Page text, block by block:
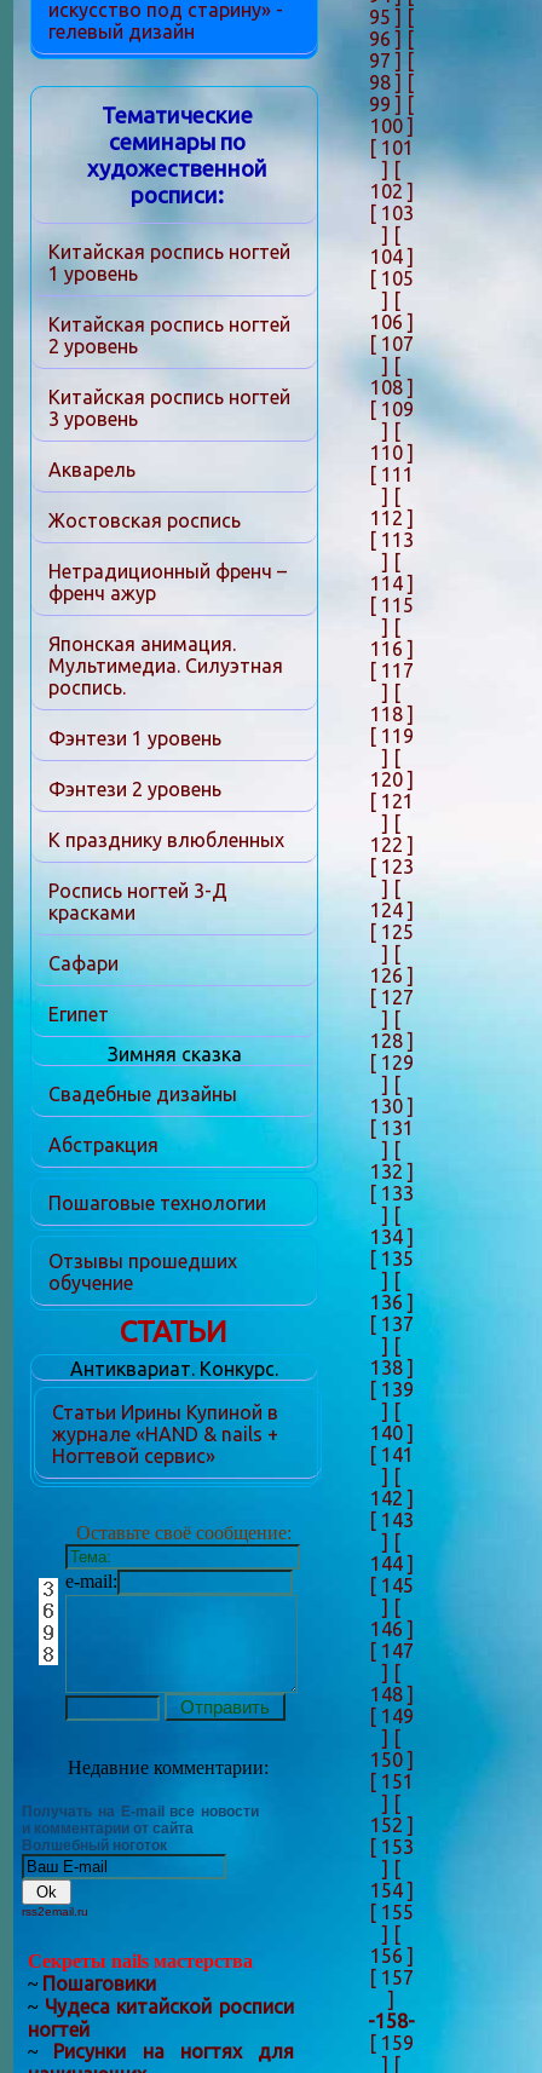
95 ] [
96 ] [
97 ] [
98 ] [
99 ] [
100 ]
[ 101
] [
102 ]
[ 103
] [
104 ]
[ 105
] [
106 ]
[ 107
] [
108 ]
[ 109
] [
110 ]
[ 111
] [
112 ]
[ 113
] [
114 ]
[ 115
] [
116 ]
[ 117
] [
118 ]
[ 119
] [
120 ]
[ 121
] [
122 ]
[ 123
] [
124 ]
[ 125
] [
126 ]
[ 127
] [
128 ]
[ 129
] [
130 ]
[ 131
] [
132 ]
[ 133
] [
134 ]
[ 135
] [
136 ]
[ 137
] [
138 ]
[ 139
] [
140 ]
[ 141
] [
142 ]
[ 143
] [
144 ]
[ 145
] [
146 ]
[ 147
] [
148 ]
[ 149
] [
150 ]
[ 151
] [
152 ]
[ 153
] [
154 ]
[ 155
] [
156 ]
[ 157
]
-158-
[ 159
] [
искусство под старину» -
гелевый дизайн
Тематические
семинары по
художественной
росписи:
Китайская роспись ногтей
1 уровень
Китайская роспись ногтей
2 уровень
Китайская роспись ногтей
3 уровень
Акварель
Жостовская роспись
Нетрадиционный френч –
френч ажур
Японская анимация.
Мультимедиа. Силуэтная
роспись.
Фэнтези 1 уровень
Фэнтези 2 уровень
К празднику влюбленных
Роспись ногтей 3-Д
красками
Сафари
Египет
Зимняя сказка
Свадебные дизайны
Абстракция
Пошаговые технологии
Отзывы прошедших
обучение
СТАТЬИ
Антиквариат. Конкурс.
Статьи Ирины Купиной в
журнале «HAND & nails +
Ногтевой сервис»
Оставьте своё сообщение:
e-mail:
Недавние комментарии:
Получать на E-mail все новости
и комментарии от сайта
Волшебный ноготок
rss2email.ru
Секреты nails мастерства
~ Пошаговики
~ Чудеса китайской росписи
ногтей
~ Рисунки на ногтях для